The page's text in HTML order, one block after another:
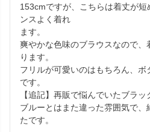
153cmですが、こちらは着丈が
ンスよく着れ
ます。
爽やかな色味のブラウスなので
ります。
フリルが可愛いのはもちろん、ボ
です。
【追記】再販で悩んでいたブラッ
ブルーとはまた違った雰囲気で、
たです。